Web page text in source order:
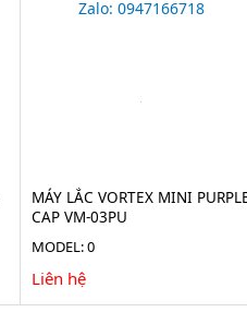
Zalo: 0947166718
MÁY LẮC VORTEX MINI
CAP VM-03PU
MODEL: 0
Liên hệ